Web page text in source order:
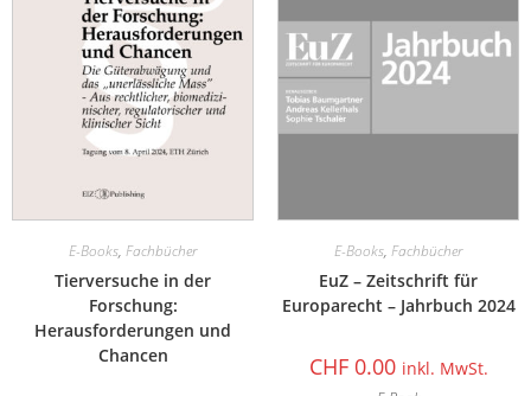
E-Books, Fachbücher
Tierversuche in der
Forschung:
Herausforderungen und
Chancen
E-Books, Fachbücher
EuZ – Zeitschrift für
Europarecht – Jahrbuch 2024
CHF0.00 inkl. MwSt.